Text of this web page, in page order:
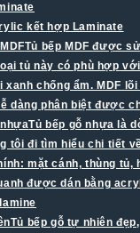
kết hợp Laminate
Tủ bếp MDF được
tủ này có phù hợp
xanh chống ẩm. MDF
dàng phân biệt được
Tủ bếp gỗ nhựa là
tôi đi tìm hiểu chi tiết
mặt cánh, thùng
được dán bằng
Tủ bếp gỗ tự nhiên